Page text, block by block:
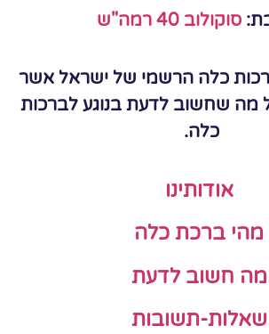
סוקולוב 40 רמה"ש
כלה הרשמי של ישראל אשר
מה שחשוב לדעת בנוגע לברכות
כלה.
אודותינו
מהי ברכת כלה
מה חשוב לדעת
שאלות-תשובות